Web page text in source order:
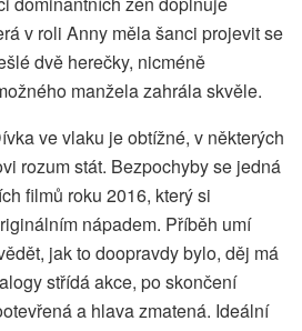
v roli Anny měla šanci projevit se
dvě herečky, nicméně
manžela zahrála skvěle.
ve vlaku je obtížné, v některých
rozum stát. Bezpochyby se jedná
filmů roku 2016, který si
nápadem. Příběh umí
jak to doopravdy bylo, děj má
střídá akce, po skončení
a hlava zmatená. Ideální